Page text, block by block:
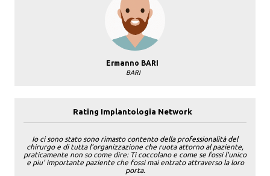
Ermanno BARI
BARI
Rating Implantologia Network
Io ci sono stato sono rimasto contento della professionalità del
chirurgo e di tutta l'organizzazione che ruota attorno al paziente,
praticamente non so come dire: Ti coccolano e come se fossi l'unico
e piu' importante paziente che fossi mai entrato attraverso la loro
porta.